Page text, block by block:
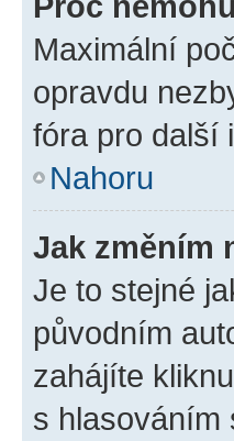
Maximální
opravdu
fóra pro další
Nahoru
Jak změním
Je to stejné
původním
zahájíte
s hlasováním